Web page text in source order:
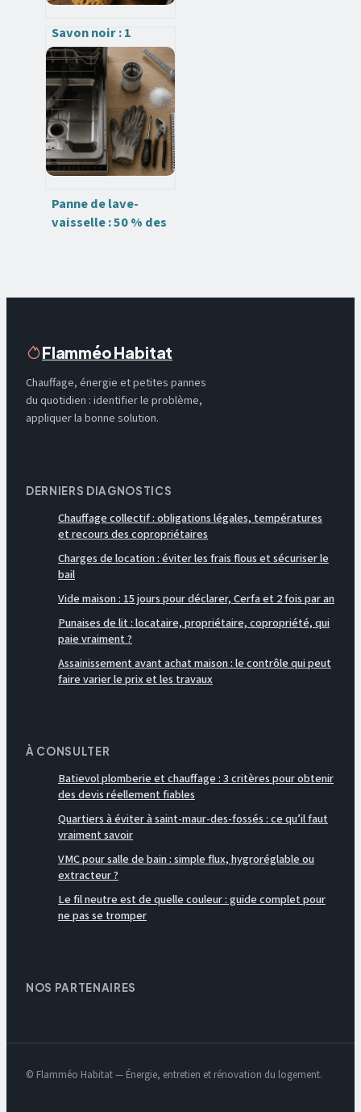
Savon noir : 1
bouchon par litre et
5 usages pour tout
nettoyer sans
polluer
Panne de lave-
vaisselle : 50 % des
Flamméo Habitat
Chauffage, énergie et petites pannes
du quotidien : identifier le problème,
appliquer la bonne solution.
DERNIERS DIAGNOSTICS
Chauffage collectif : obligations légales, températures
et recours des copropriétaires
Charges de location : éviter les frais flous et sécuriser le
bail
Vide maison : 15 jours pour déclarer, Cerfa et 2 fois par an
Punaises de lit : locataire, propriétaire, copropriété, qui
paie vraiment ?
Assainissement avant achat maison : le contrôle qui peut
faire varier le prix et les travaux
À CONSULTER
Batievol plomberie et chauffage : 3 critères pour obtenir
des devis réellement fiables
Quartiers à éviter à saint-maur-des-fossés : ce qu’il faut
vraiment savoir
VMC pour salle de bain : simple flux, hygroréglable ou
extracteur ?
Le fil neutre est de quelle couleur : guide complet pour
ne pas se tromper
NOS PARTENAIRES
© Flamméo Habitat — Énergie, entretien et rénovation du logement.